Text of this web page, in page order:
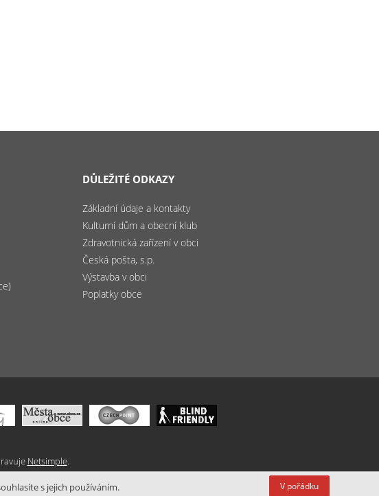
DŮLEŽITÉ ODKAZY
Základní údaje a kontakty
Kulturní dům a obecní klub
Zdravotnická zařízení v obci
Česká pošta, s.p.
Výstavba v obci
Poplatky obce
Netsimple.
s jejich používáním. V pořádku